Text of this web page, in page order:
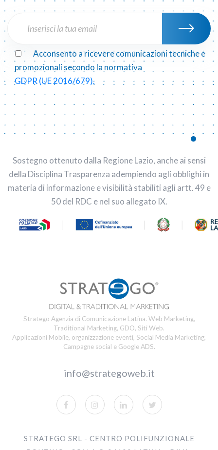
Acconsento a ricevere comunicazioni tecniche e
promozionali secondo la normativa
GDPR (UE 2016/679).
Sostegno ottenuto dalla Regione Lazio, anche ai sensi
della Disciplina Trasparenza adempiendo agli obblighi in
materia di informazione e visibilità stabiliti agli artt. 49 e
50 del RDC e nel suo allegato IX.
Stratego Agenzia di Comunicazione Latina. Web Marketing,
Traditional Marketing, GDO, Siti Web.
Applicazioni Mobile, organizzazione eventi, Social Media Marketing,
Campagne social e Google ADS.
info@strategoweb.it
STRATEGO SRL - CENTRO POLIFUNZIONALE